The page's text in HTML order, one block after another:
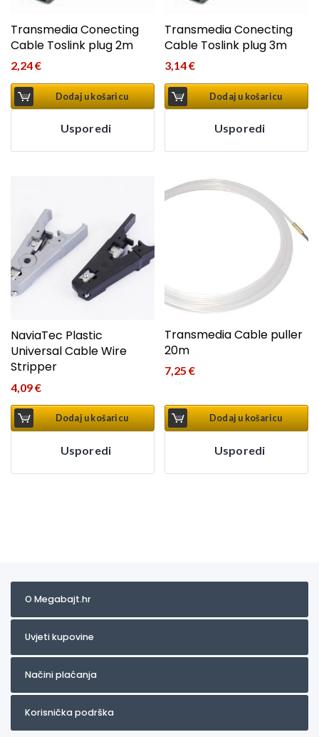
Transmedia Conecting
Cable Toslink plug 2m
2,24€
Dodaj u košaricu
Usporedi
Transmedia Conecting
Cable Toslink plug 3m
3,14€
Dodaj u košaricu
Usporedi
NaviaTec Plastic
Universal Cable Wire
Stripper
4,09€
Dodaj u košaricu
Usporedi
Transmedia Cable puller
20m
7,25€
Dodaj u košaricu
Usporedi
O Megabajt.hr
Uvjeti kupovine
Načini plaćanja
Korisnička podrška